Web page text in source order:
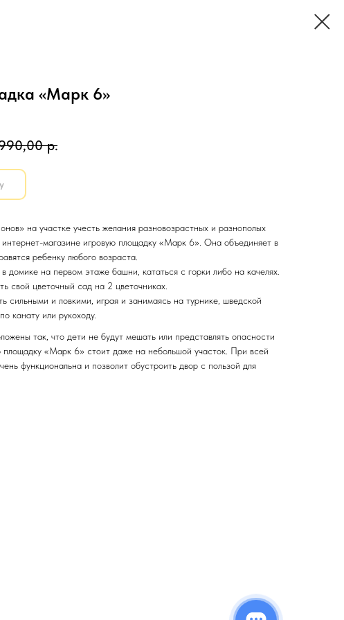
«Марк 6»
р.
на участке учесть желания разновозрастных и разнополых
магазине игровую площадку «Марк 6». Она объединяет в
ребенку любого возраста.
домике на первом этаже башни, кататься с горки либо на качелях.
свой цветочный сад на 2 цветочниках.
сильными и ловкими, играя и занимаясь на турнике, шведской
канату или рукоходу.
так, что дети не будут мешать или представлять опасности
площадку «Марк 6» стоит даже на небольшой участок. При всей
функциональна и позволит обустроить двор с пользой для